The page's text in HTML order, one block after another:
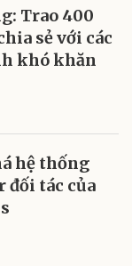
Trao 400
sẻ với các
khó khăn
hệ thống
đối tác của